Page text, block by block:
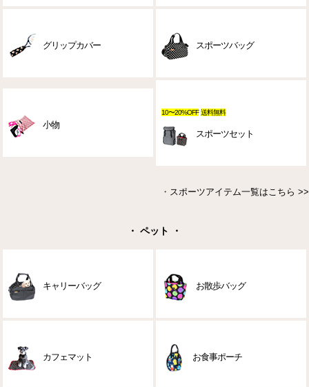
グリップカバー スポーツバッグ
小物
10〜20%OFF 送料無料
スポーツセット
・ スポーツアイテム一覧はこちら >>
・ ペット ・
キャリーバッグ お散歩バッグ
カフェマット お食事ポーチ